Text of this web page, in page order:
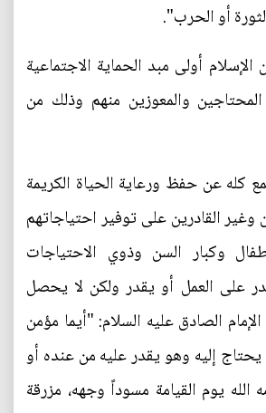
أو الحرب".
أولى مبد الحماية الاجتماعية
المحتاجين والمعوزين منهم وذلك من
كله عن حفظ ورعاية الحياة الكريمة
وغير القادرين على توفير احتياجاتهم
وكبار السن وذوي الاحتياجات
على العمل أو يقدر ولكن لا يحصل
الصادق عليه السلام: "أيما مؤمن
يحتاج إليه وهو يقدر عليه من عنده أو
الله يوم القيامة مسوداً وجهه، مزرقة